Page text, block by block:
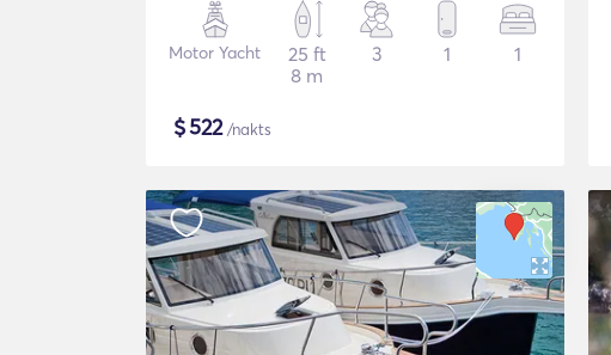
Motor Yacht
25 ft
8 m
3 1 1
$522/nakts